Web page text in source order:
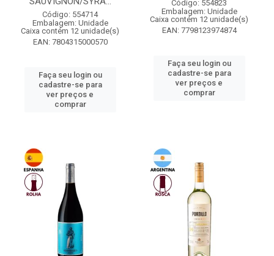
Código: 554714
Embalagem: Unidade
Caixa contém 12 unidade(s)
EAN: 7804315000570
Faça seu login ou
cadastre-se para
ver preços e
comprar
Código: 554823
Embalagem: Unidade
Caixa contém 12 unidade(s)
EAN: 7798123974874
Faça seu login ou
cadastre-se para
ver preços e
comprar